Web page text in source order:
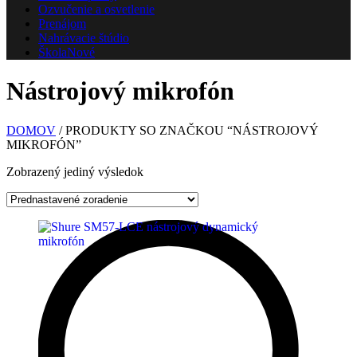
Ozvučenie a osvetlenie
Prenájom
Nahrávacie štúdio
ŠkolaNové
Nástrojový mikrofón
DOMOV / PRODUKTY SO ZNAČKOU “NÁSTROJOVÝ
MIKROFÓN”
Zobrazený jediný výsledok